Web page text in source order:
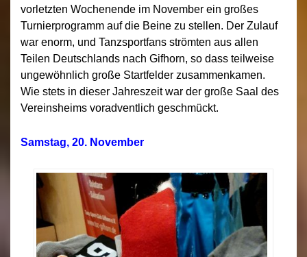
vorletzten Wochenende im November ein großes
Turnierprogramm auf die Beine zu stellen. Der Zulauf
war enorm, und Tanzsportfans strömten aus allen
Teilen Deutschlands nach Gifhorn, so dass teilweise
ungewöhnlich große Startfelder zusammenkamen.
Wie stets in dieser Jahreszeit war der große Saal des
Vereinsheims voradventlich geschmückt.
Samstag, 20. November